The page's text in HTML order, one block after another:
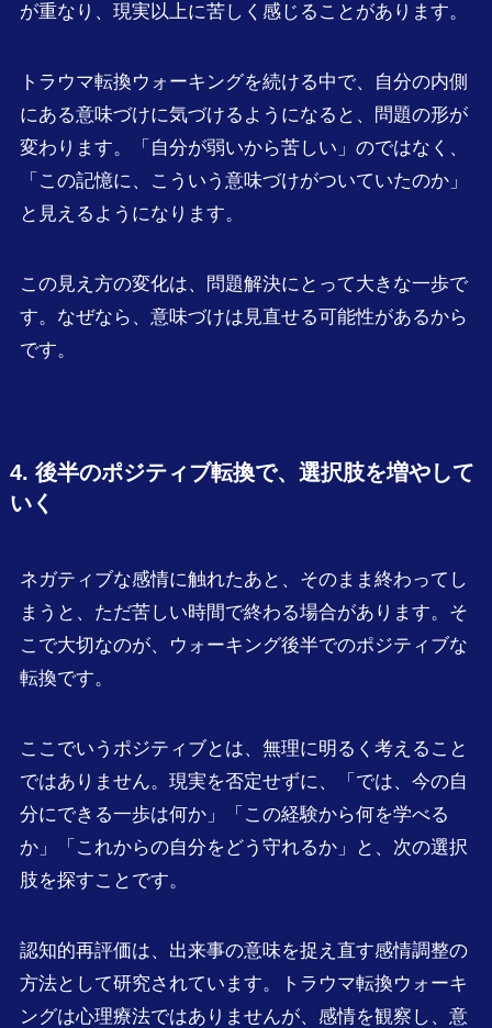
が重なり、現実以上に苦しく感じることがあります。
トラウマ転換ウォーキングを続ける中で、自分の内側
にある意味づけに気づけるようになると、問題の形が
変わります。「自分が弱いから苦しい」のではなく、
「この記憶に、こういう意味づけがついていたのか」
と見えるようになります。
この見え方の変化は、問題解決にとって大きな一歩で
す。なぜなら、意味づけは見直せる可能性があるから
です。
4. 後半のポジティブ転換で、選択肢を増やして
いく
ネガティブな感情に触れたあと、そのまま終わってし
まうと、ただ苦しい時間で終わる場合があります。そ
こで大切なのが、ウォーキング後半でのポジティブな
転換です。
ここでいうポジティブとは、無理に明るく考えること
ではありません。現実を否定せずに、「では、今の自
分にできる一歩は何か」「この経験から何を学べる
か」「これからの自分をどう守れるか」と、次の選択
肢を探すことです。
認知的再評価は、出来事の意味を捉え直す感情調整の
方法として研究されています。トラウマ転換ウォーキ
ングは心理療法ではありませんが、感情を観察し、意